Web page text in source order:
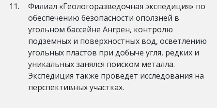
Филиал «Геологоразведочная экспедиция» по
обеспечению безопасности оползней в
угольном бассейне Ангрен, контролю
подземных и поверхностных вод, осветлению
угольных пластов при добыче угля, редких и
уникальных занялся поиском металла.
Экспедиция также проведет исследования на
перспективных участках.